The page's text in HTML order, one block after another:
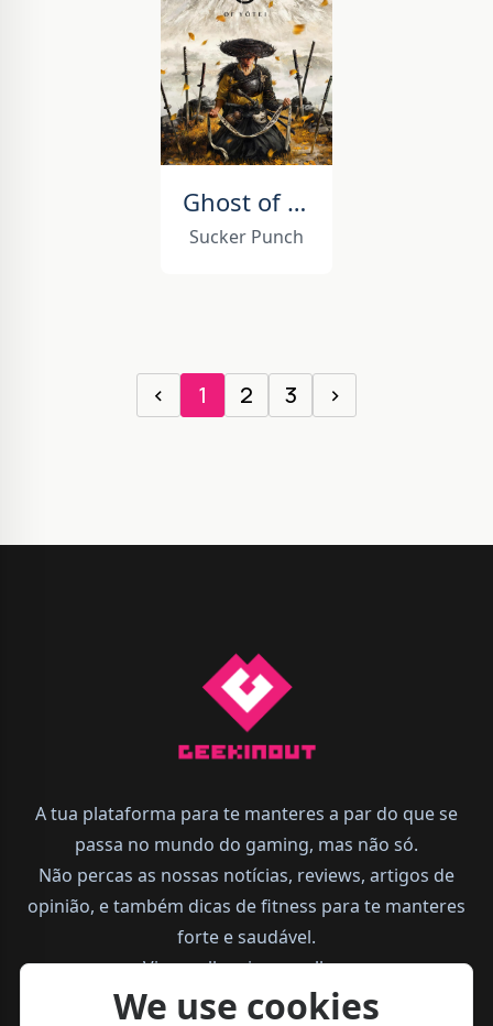
Ghost of Yôtei
Sucker Punch
‹ 1 2 3 ›
A tua plataforma para te manteres a par do que se
passa no mundo do gaming, mas não só.
Não percas as nossas notícias, reviews, artigos de
opinião, e também dicas de fitness para te manteres
forte e saudável.
Vive melhor, joga melhor.
We use cookies